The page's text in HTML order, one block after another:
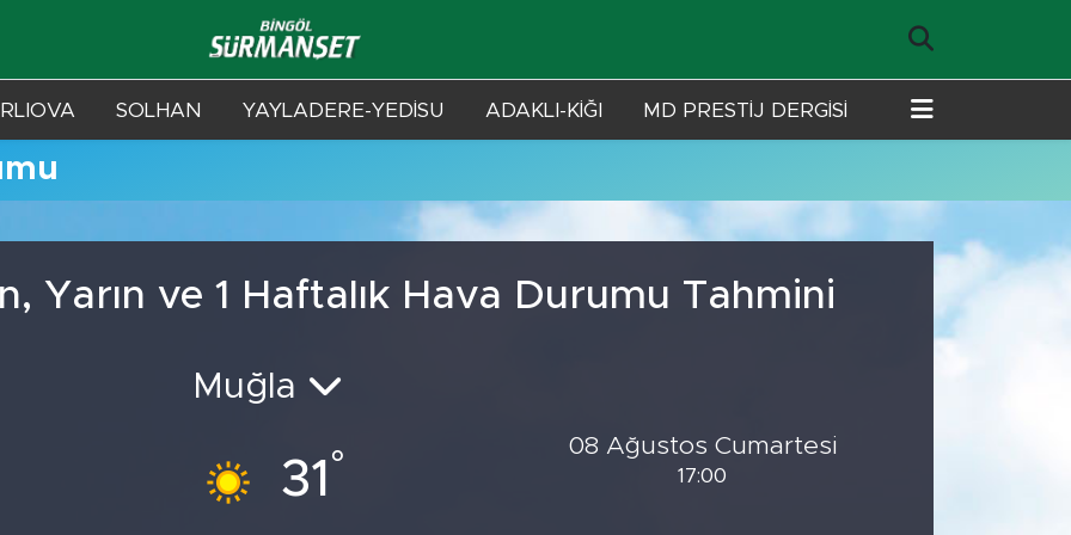
SOLHAN YAYLADERE-YEDİSU ADAKLI-KİĞI MD PRESTİJ DERGİSİ
Yarın ve 1 Haftalık Hava Durumu Tahmini
Muğla
31 °
08 Ağustos Cumartesi
17:00